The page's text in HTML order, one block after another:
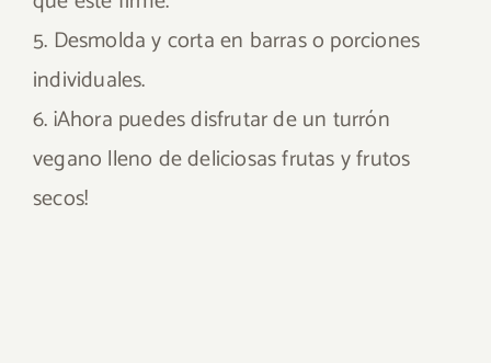
5. Desmolda y corta en barras o porciones
individuales.
6. ¡Ahora puedes disfrutar de un turrón
vegano lleno de deliciosas frutas y frutos
secos!